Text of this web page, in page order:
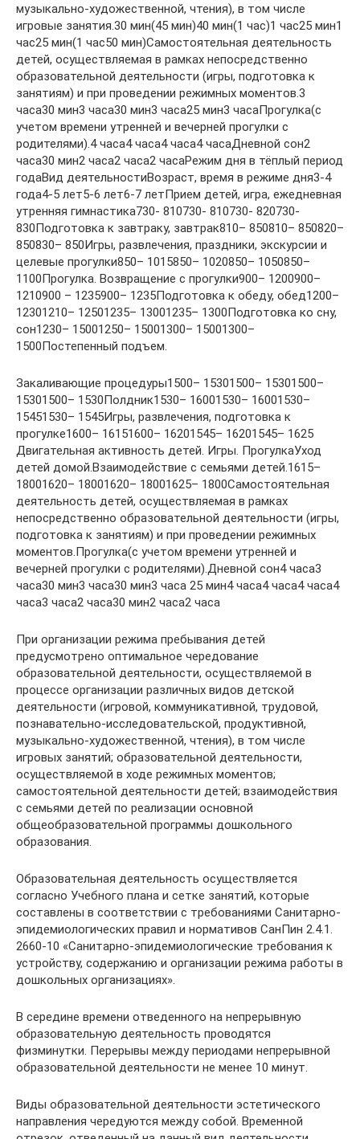
музыкально-художественной, чтения), в том числе
игровые занятия.30 мин(45 мин)40 мин(1 час)1 час25 мин1
час25 мин(1 час50 мин)Самостоятельная деятельность
детей, осуществляемая в рамках непосредственно
образовательной деятельности (игры, подготовка к
занятиям) и при проведении режимных моментов.3
часа30 мин3 часа30 мин3 часа25 мин3 часаПрогулка(с
учетом времени утренней и вечерней прогулки с
родителями).4 часа4 часа4 часа4 часаДневной сон2
часа30 мин2 часа2 часа2 часаРежим дня в тёплый период
годаВид деятельностиВозраст, время в режиме дня3-4
года4-5 лет5-6 лет6-7 летПрием детей, игра, ежедневная
утренняя гимнастика730- 810730- 810730- 820730-
830Подготовка к завтраку, завтрак810– 850810– 850820–
850830– 850Игры, развлечения, праздники, экскурсии и
целевые прогулки850– 1015850– 1020850– 1050850–
1100Прогулка. Возвращение с прогулки900– 1200900–
1210900 – 1235900– 1235Подготовка к обеду, обед1200–
12301210– 12501235– 13001235– 1300Подготовка ко сну,
сон1230– 15001250– 15001300– 15001300–
1500Постепенный подъем.
Закаливающие процедуры1500– 15301500– 15301500–
15301500– 1530Полдник1530– 16001530– 16001530–
15451530– 1545Игры, развлечения, подготовка к
прогулке1600– 16151600– 16201545– 16201545– 1625
Двигательная активность детей. Игры. ПрогулкаУход
детей домой.Взаимодействие с семьями детей.1615–
18001620– 18001620– 18001625– 1800Самостоятельная
деятельность детей, осуществляемая в рамках
непосредственно образовательной деятельности (игры,
подготовка к занятиям) и при проведении режимных
моментов.Прогулка(с учетом времени утренней и
вечерней прогулки с родителями).Дневной сон4 часа3
часа30 мин3 часа30 мин3 часа 25 мин4 часа4 часа4 часа4
часа3 часа2 часа30 мин2 часа2 часа
При организации режима пребывания детей
предусмотрено оптимальное чередование
образовательной деятельности, осуществляемой в
процессе организации различных видов детской
деятельности (игровой, коммуникативной, трудовой,
познавательно-исследовательской, продуктивной,
музыкально-художественной, чтения), в том числе
игровых занятий; образовательной деятельности,
осуществляемой в ходе режимных моментов;
самостоятельной деятельности детей; взаимодействия
с семьями детей по реализации основной
общеобразовательной программы дошкольного
образования.
Образовательная деятельность осуществляется
согласно Учебного плана и сетке занятий, которые
составлены в соответствии с требованиями Санитарно-
эпидемиологических правил и нормативов СанПин 2.4.1.
2660-10 «Санитарно-эпидемиологические требования к
устройству, содержанию и организации режима работы в
дошкольных организациях».
В середине времени отведенного на непрерывную
образовательную деятельность проводятся
физминутки. Перерывы между периодами непрерывной
образовательной деятельности не менее 10 минут.
Виды образовательной деятельности эстетического
направления чередуются между собой. Временной